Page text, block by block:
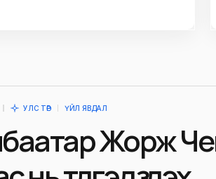
УЛС ТӨР ҮЙЛ ЯВДАЛ
Жорж